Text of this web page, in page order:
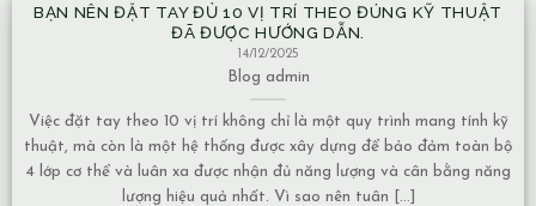
BẠN NÊN ĐẶT TAY ĐỦ 10 VỊ TRÍ THEO ĐÚNG KỸ THUẬT
ĐÃ ĐƯỢC HƯỚNG DẪN.
14/12/2025
Blog admin
Việc đặt tay theo 10 vị trí không chỉ là một quy trình mang tính kỹ
thuật, mà còn là một hệ thống được xây dựng để bảo đảm toàn bộ
4 lớp cơ thể và luân xa được nhận đủ năng lượng và cân bằng năng
lượng hiệu quả nhất. Vì sao nên tuân [...]